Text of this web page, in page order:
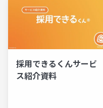
採用できるくんサービ
ス紹介資料